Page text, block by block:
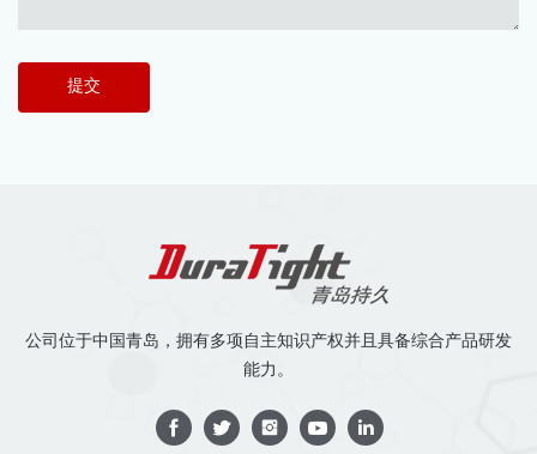
提交
公司位于中国青岛，拥有多项自主知识产权并且具备综合产品研发
能力。